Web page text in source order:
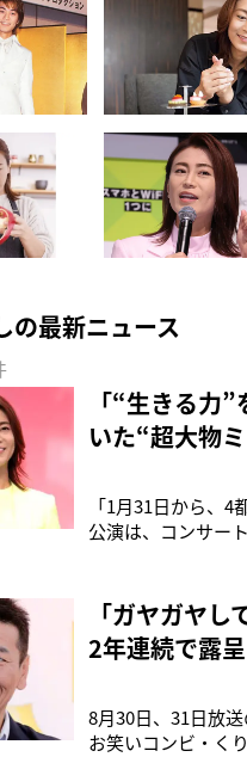
の最新ニュース
「“生きる力
いた“超大物
「1月31日から、
公演は、コンサー
そうです」（芸
よし（48）。’25年
「ガヤガヤ
2年連続で露
8月30日、31日放
お笑いコンビ・く